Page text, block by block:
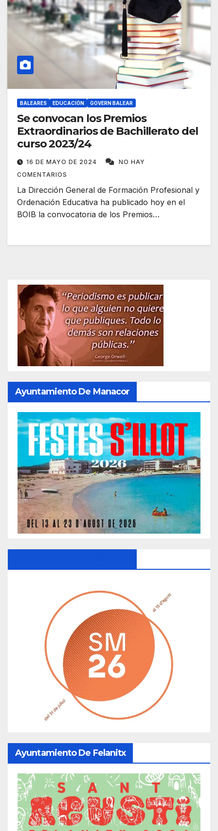
BALEARES EDUCACIÓN GOVERN BALEAR
Se convocan los Premios
Extraordinarios de Bachillerato del
curso 2023/24
16 DE MAYO DE 2024
NO HAY
COMENTARIOS
La Dirección General de Formación Profesional y
Ordenación Educativa ha publicado hoy en el
BOIB la convocatoria de los Premios…
Ayuntamiento De Manacor
Ayuntamiento De Felanitx